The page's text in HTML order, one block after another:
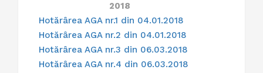
2018
Hotărârea AGA nr.1 din 04.01.2018
Hotărârea AGA nr.2 din 04.01.2018
Hotărârea AGA nr.3 din 06.03.2018
Hotărârea AGA nr.4 din 06.03.2018